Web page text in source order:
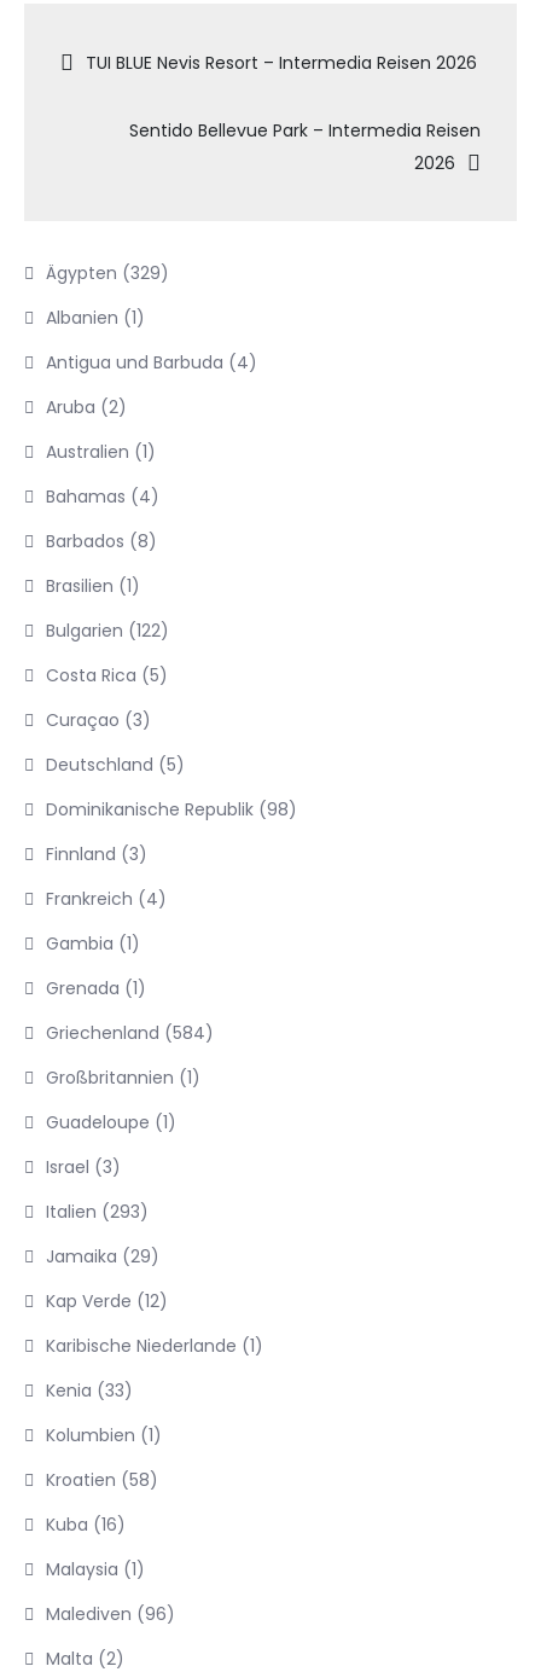
Beitragsnavigation
TUI BLUE Nevis Resort – Intermedia Reisen 2026
Sentido Bellevue Park – Intermedia Reisen
2026
Ägypten (329)
Albanien (1)
Antigua und Barbuda (4)
Aruba (2)
Australien (1)
Bahamas (4)
Barbados (8)
Brasilien (1)
Bulgarien (122)
Costa Rica (5)
Curaçao (3)
Deutschland (5)
Dominikanische Republik (98)
Finnland (3)
Frankreich (4)
Gambia (1)
Grenada (1)
Griechenland (584)
Großbritannien (1)
Guadeloupe (1)
Israel (3)
Italien (293)
Jamaika (29)
Kap Verde (12)
Karibische Niederlande (1)
Kenia (33)
Kolumbien (1)
Kroatien (58)
Kuba (16)
Malaysia (1)
Malediven (96)
Malta (2)